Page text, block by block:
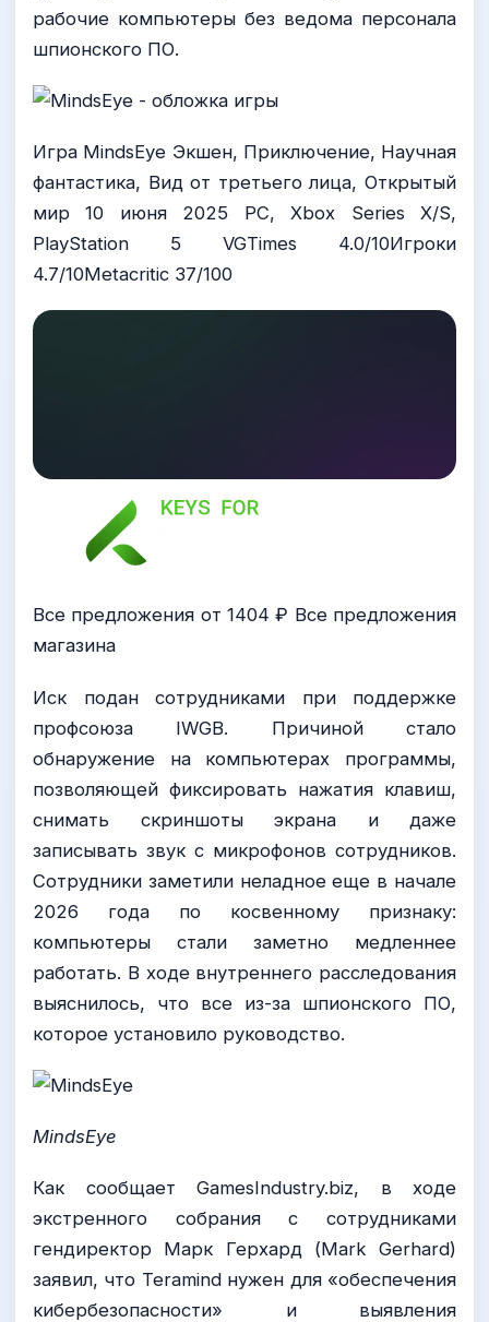
рабочие компьютеры без ведома персонала
шпионского ПО.
Игра MindsEye Экшен, Приключение, Научная
фантастика, Вид от третьего лица, Открытый
мир 10 июня 2025 PC, Xbox Series X/S,
PlayStation 5 VGTimes 4.0/10Игроки
4.7/10Metacritic 37/100
Все предложения от 1404 ₽ Все предложения
магазина
Иск подан сотрудниками при поддержке
профсоюза IWGB. Причиной стало
обнаружение на компьютерах программы,
позволяющей фиксировать нажатия клавиш,
снимать скриншоты экрана и даже
записывать звук с микрофонов сотрудников.
Сотрудники заметили неладное еще в начале
2026 года по косвенному признаку:
компьютеры стали заметно медленнее
работать. В ходе внутреннего расследования
выяснилось, что все из-за шпионского ПО,
которое установило руководство.
MindsEye
Как сообщает GamesIndustry.biz, в ходе
экстренного собрания с сотрудниками
гендиректор Марк Герхард (Mark Gerhard)
заявил, что Teramind нужен для «обеспечения
кибербезопасности» и выявления